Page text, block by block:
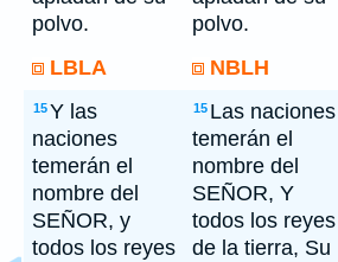
polvo.
polvo.
LBLA
NBLH
15Y las
naciones
temerán el
nombre del
SEÑOR, y
todos los reyes
15 Las naciones
temerán el
nombre del
SEÑOR, Y
todos los reyes
de la tierra, Su